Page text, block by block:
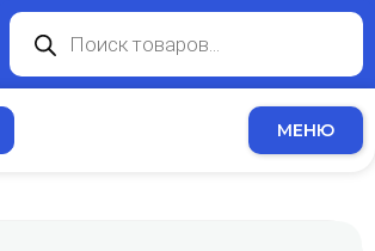
МЕНЮ